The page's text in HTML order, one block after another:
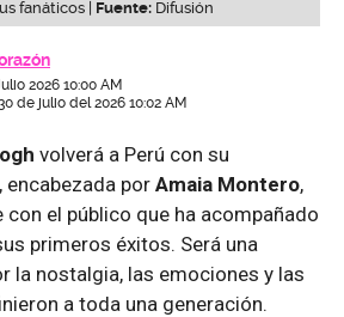
fanáticos | Fuente: Difusión
2026 10:00 AM
de julio del 2026 10:02 AM
volverá a Perú con su
por Amaia Montero,
con el público que ha acompañado
primeros éxitos. Será una
la nostalgia, las emociones y las
a toda una generación.